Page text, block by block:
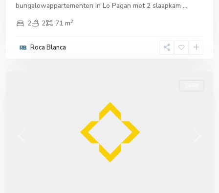
bungalowappartementen in Lo Pagan met 2 slaapkam ...
2
2 71 m2
Roca Blanca
San
del